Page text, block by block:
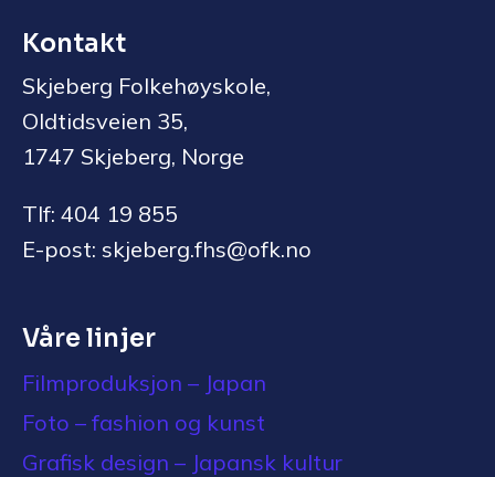
Kontakt
Skjeberg Folkehøyskole,
Oldtidsveien 35,
1747 Skjeberg, Norge
Tlf: 404 19 855
E-post: skjeberg.fhs@ofk.no
Våre linjer
Filmproduksjon – Japan
Foto – fashion og kunst
Grafisk design – Japansk kultur